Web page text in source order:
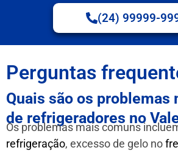
(24) 99999-
Perguntas
Quais são os problemas
de refrigeradores no
Os problemas mais comuns
refrigeração, excesso de gelo no